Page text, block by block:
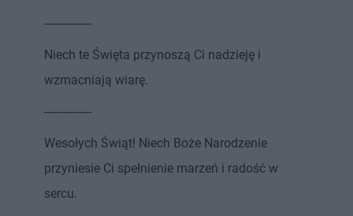
---------------
Niech te Święta przynoszą Ci nadzieję i
wzmacniają wiarę.
---------------
Wesołych Świąt! Niech Boże Narodzenie
przyniesie Ci spełnienie marzeń i radość w
sercu.